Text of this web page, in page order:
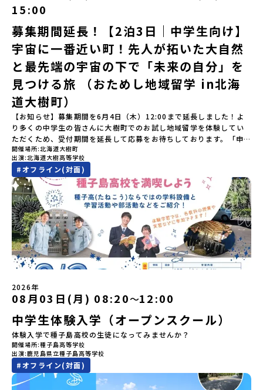
所】佐賀県 有田町（ありたちょう）【実施日程】7月4日（土）〜7
月5日（日）※参加が確定した方には6月5日（金） 18:30～20:00に
「参加者向け事前オンライン研修」をご案内する予定です。必ず参
加をお願いします。【集合場所・時間】7月4日(土) 12：00 JR有田
駅※12：00までにJR有田駅に到着する便で手配ください。【解散場
所・時間】7月5日(日) 13：00頃 JR有田駅【対象】中学2年生、中
学3年生【宿泊先】ありこや（佐賀県西松浦郡有田町）※地域みらい
留学生が活用している宿泊施設（シェアハウス）です。※1室1名で
宿泊いただく予定です。 【旅行代金】無料※旅行代金に含まれる費
用のうち、以下の内容が無料となります：・宿泊費（1泊分）・プロ
グラム内のアクティビティ・体験費用・一部の食事代*以下の費用は
参加者のご負担となります・集合場所までの往復交通費・お土産代
や自由時間の個人飲食費などの個人的費用【募集人数】最大5名（お
申し込み多数の場合は抽選の上決定）【参加者決定】お申し込み多
数の場合は、締め切り後1週間を目途に当落結果をご連絡いたしま
す。【申し込み受付期間】5月7日(木)12：00 から 5月21日(木)
12：00まで疑問も不安もワクワクに変える！「おためし地域留学」
ステップアップ説明会プログラムの内容を詳しく知りたい方や、お
申し込みを迷われている方向けにZoomでのオンライン配信を行い
ます。知りたい情報のレベルに合わせて、以下の2つのステップをご
活用ください。【STEP 1】全体オンライン説明会〜まずは「おため
し地域留学」を知りたい方へ〜日本全国20以上の地域から選んで参
加できる「おためし地域留学」の全体像や魅力について、説明会を
開催しました。中学生一人での参加にあたり、保護者様が特に気に
なる「安全面」や「事務局のサポート体制」についても詳しく解説
しています。ぜひ、ご自宅からお気軽にご視聴ください。▶︎ [アーカ
イブ動画を視聴する]YouTube：
https://youtu.be/Yt8nd04aNgA?
si=e5erbspvwz5O8_uF【STEP 2】有田町プログラム説明会〜
「有田町」の内容を具体的に深掘りしたい方へ〜全体説明を聞いた
うえで、「有田町では具体的に何をするの？」「どんな町なの？」
という疑問にお答えする説明会です。有田町ならではの豊かな文化
や、2泊3日のプログラムの中身をたっぷりとお伝えします。日
時： 5月11日(月) 19：00〜19：40内 容： 有田町ってどんなとこ
ろ？、プログラム詳細解説、質疑応答お申し込み：https://c-
大きな山々が連なる「幌尻岳（ぽろしりだけ）」の景色は絶景！日
本一の広さを誇る「すずらん」が咲く花畑や、和牛がのんびりと過
ごす放牧地。日本一の清流に選ばれたこともある、ヤマメやニジマ
スが泳ぐ「沙流川（さるがわ）」。他の地域では見ることのできな
い圧倒的スケールの自然を味わうことができます。さらに、源義経
（みなもとのよしつね）とも縁が深いとされている地域で、義経を
祀った神社や公園などが存在し、アイヌ民族と日本の歴史を交差す
る瞬間を肌で体感できる町です。北の大地で育まれた「アイヌ文
化」とは？「アイヌ」の文化は北海道を中心とした北部周辺で、先
住民族である「アイヌ民族」によって大切に育まれてきた文化で
す。日本語とは異なる響きを持つ「アイヌ語」や、自然界のあらゆ
る物に「魂」が宿ると考える「精神文化」、祭りや家庭での行事な
どに踊られる「古式舞踊」、独特の文様による刺繍（ししゅう）、
木彫り等の工芸など、ユニークな文化が存在します。アイヌ文化で
は、人間のまわりに存在する生き物や自然のチカラ、暮らしの道具
のうち、人間にとって大切な役割を持っているものを「カムイ」と
呼んでいます。いつも自分たちを見守ってくれているもの、例え
ば、身近な動植物や、暮らしに欠かせない火、水、風、そして雄大
な山や川などもすべて「カムイ」です。この文化と精神性をテーマ
にした大人気マンガ「ゴールデンカムイ」は、累計3000万部以上販
売され、2026年3月に映画の続編も公開されるなど注目を集めてい
ます。今回は、平取町の中でもアイヌ文化に触れることのできる
「二風谷（にぶたに）コタン」へ出発！アイヌの家や暮らし、食な
どを体感することができます。ぜひ現地で味わってみてください
生との特別な交流この旅の大きな魅力は、地元の「平取高校」の先
輩たちと過ごす時間です。 ただ校舎を眺める見学ではありません。
高校生が自ら企画したアクティビティを通じて、年の近い先輩たち
と本音で交流することができます。魅力的な大人たちと対話をしな
がら町の歴史や「生き方」を学ぶことができ、大充実の2泊3日にな
ること間違いなし！そんなユニークな魅力がたっぷりつまった北海
道平取町へ、人生の可能性をひらく特別な旅に出発しませんか？体
験のおすすめポイント体験プログラム内容（予定）＜1日目＞
（PM）「オリエンテーション・自己紹介ワーク」「高校生企画①-
15:00
募集期間延長！【2泊3日｜中学生向け】
宇宙に一番近い町！先人が拓いた大自然
と最先端の宇宙の下で「未来の自分」を
見つける旅 （おためし地域留学 in北海
道大樹町）
【お知らせ】募集期間を6月4日（木）12:00まで延長しました！よ
り多くの中学生の皆さんに大樹町でのお試し地域留学を体験してい
ただくため、受付期間を延長して応募をお待ちしております。「申
し込みのタイミングを逃してしまった」という方も、この機会にぜ
ひ一歩踏み出してみませんか？※都合により締め切りを早める場合
がございます。お早目にご応募ください！-------------------------
-------------------＼返還不要・3年間最大72万／💡北海道の高校留
学に【毎月2万円】の給付型奨学金～夢に向かって一歩踏み出す、あ
なたの未来を応援！～ 詳細・条件はこちらから------------------
--------------------------ーーーーーーーーーーーーーーーーーー
ーーーーーーーーーーーーーー＜体験費・宿泊費が無料！＞民間ロ
ケットの打ち上げ成功で話題になった町！ 北海道の「宇宙版シリコ
ンバレー」を目指す大樹町で、最先端テクノロジーとどこまでも続
く大自然を肌で感じてみませんか？「地元以外の地域の暮らしが気
になる。いつか留学してみたい！」「自分の進学や将来の可能性を
もっとひらきたい！ 」「自然が好きでもっと触れてあそびたい！」
そんな中学生のみなさんにおすすめ！「おためし地域留学体験」
は、日本全国約200の高校と連携し、地域の枠を超えて学校生活を送
る「地域みらい留学」をプチ体験できるプログラムです。はじめて
のひとり旅でも安心！現地でもスタッフがしっかりとサポートいた
します。今回のフィールドは「北海道 大樹町（たいきちょう）」北
海道の東部、十勝の南部に位置する大樹町（たいきちょう）。西に
日高山脈（ひだかさんみゃく）が連なり、東は太平洋に面した自然
豊かな町です。酪農を主体とした農業や漁業、林業が盛んであると
同時に、「宇宙に一番近い町」として航空宇宙産業の誘致を進める
開催場所 北海道大樹町
出演 北海道大樹高等学校
#オフライン(対面)
2026年
08月03日(月) 08:20〜12:00
中学生体験入学（オープンスクール）
体験入学で種子島高校の生徒になってみませんか？
開催場所 種子島高等学校
出演 鹿児島県立種子島高等学校
#オフライン(対面)